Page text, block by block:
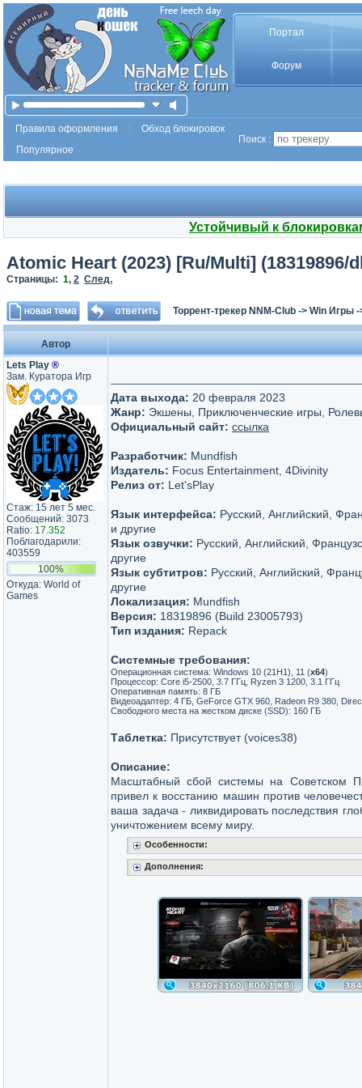
Портал
Форум
Правила оформления
Обход блокировок
Популярное
Поиск :
Устойчивый к
Atomic Heart (2023) [Ru/Multi]
Страницы: 1, 2 След.
Торрент-трекер NNM-Club -> Win Игры
Автор
Lets Play ®
Зам. Куратора Игр
Стаж: 15 лет 5 мес.
Сообщений: 3073
Ratio: 17.352
Поблагодарили:
403559
100%
Откуда: World of
Games
Дата выхода: 20 февраля 2023
Жанр: Экшены, Приключенческие игры,
Официальный сайт: ссылка
Разработчик: Mundfish
Издатель: Focus Entertainment, 4Divinity
Релиз от: Let'sРlay
Язык интерфейса: Русский, Английский,
и другие
Язык озвучки: Русский, Английский,
другие
Язык субтитров: Русский, Английский,
другие
Локализация: Mundfish
Версия: 18319896 (Build 23005793)
Тип издания: Repack
Системные требования:
Операционная система: Windows 10 (21H1), 11 (х64)
Процессор: Core i5-2500, 3.7 ГГц, Ryzen 3 1200, 3.1 ГГц
Оперативная память: 8 ГБ
Видеоадаптер: 4 ГБ, GeForce GTX 960, Radeon R9 380,
Свободного места на жестком диске (SSD): 160 ГБ
Таблетка: Присутствует (voices38)
Описание:
Масштабный сбой системы на Советском
привел к восстанию машин против
ваша задача - ликвидировать последствия
уничтожением всему миру.
Особенности:
Дополнения: